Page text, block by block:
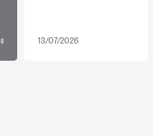
8 13/07/2026